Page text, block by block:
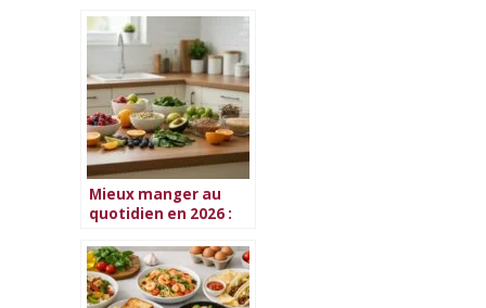
2026
Mieux manger au
quotidien en 2026 :